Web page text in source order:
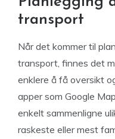
transport
Når det kommer til
transport, finnes det
enklere å få oversikt
apper som Google
enkelt sammenligne
raskeste eller mest